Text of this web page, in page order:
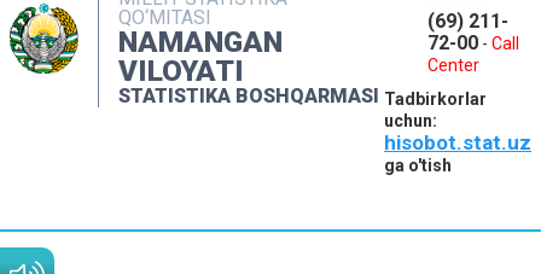
QO‘MITASI
NAMANGAN
VILOYATI
STATISTIKA BOSHQARMASI
(69) 211-
72-00 - Call
Center
Tadbirkorlar
uchun:
hisobot.stat.uz
ga o'tish
INTERAKTIV XIZMATLAR
MATBUOT XIZMATI
MUROJAATLAR